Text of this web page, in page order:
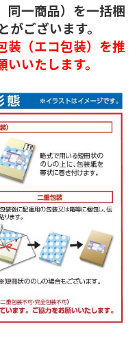
同一商品）を一括梱
ございます。
装（エコ包装）を推
いたします。